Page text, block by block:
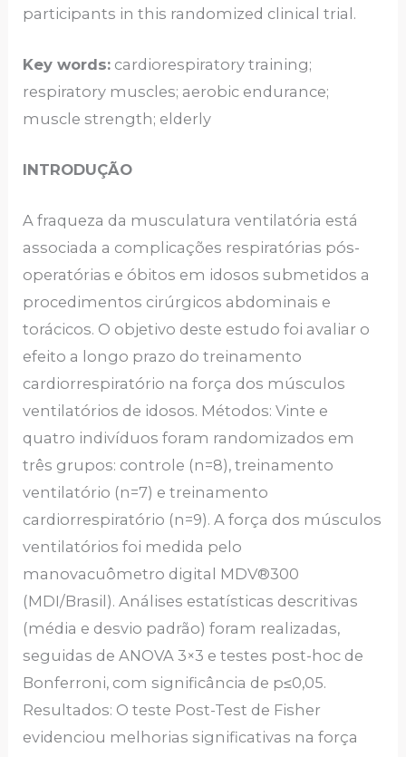
participants in this randomized clinical trial.
Key words: cardiorespiratory training;
respiratory muscles; aerobic endurance;
muscle strength; elderly
INTRODUÇÃO
A fraqueza da musculatura ventilatória está
associada a complicações respiratórias pós-
operatórias e óbitos em idosos submetidos a
procedimentos cirúrgicos abdominais e
torácicos. O objetivo deste estudo foi avaliar o
efeito a longo prazo do treinamento
cardiorrespiratório na força dos músculos
ventilatórios de idosos. Métodos: Vinte e
quatro indivíduos foram randomizados em
três grupos: controle (n=8), treinamento
ventilatório (n=7) e treinamento
cardiorrespiratório (n=9). A força dos músculos
ventilatórios foi medida pelo
manovacuômetro digital MDV®300
(MDI/Brasil). Análises estatísticas descritivas
(média e desvio padrão) foram realizadas,
seguidas de ANOVA 3×3 e testes post-hoc de
Bonferroni, com significância de p≤0,05.
Resultados: O teste Post-Test de Fisher
evidenciou melhorias significativas na força